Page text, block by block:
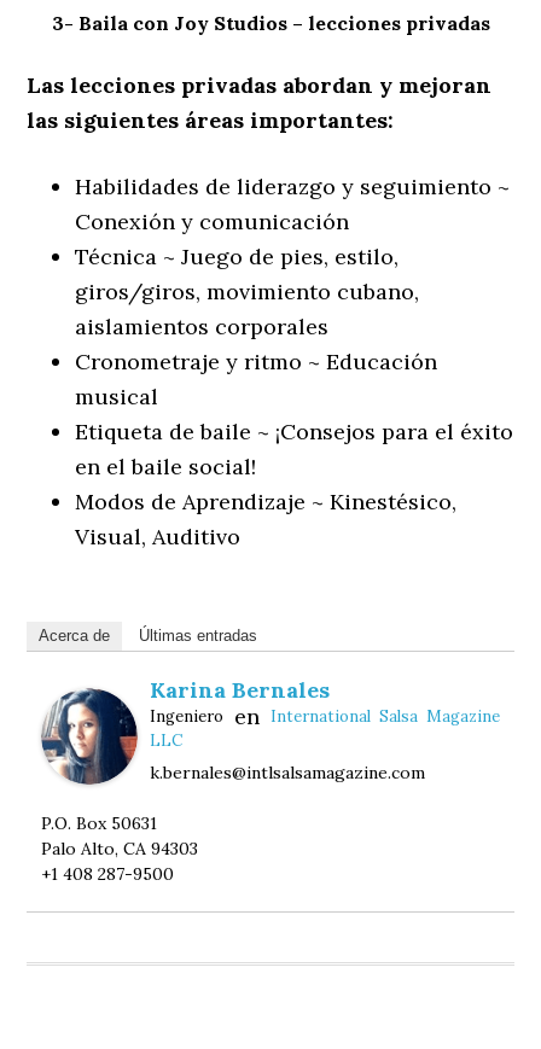
3- Baila con Joy Studios – lecciones privadas
Las lecciones privadas abordan y mejoran
las siguientes áreas importantes:
Habilidades de liderazgo y seguimiento ~
Conexión y comunicación
Técnica ~ Juego de pies, estilo,
giros/giros, movimiento cubano,
aislamientos corporales
Cronometraje y ritmo ~ Educación
musical
Etiqueta de baile ~ ¡Consejos para el éxito
en el baile social!
Modos de Aprendizaje ~ Kinestésico,
Visual, Auditivo
Acerca de Últimas entradas
Karina Bernales
Ingeniero en International Salsa Magazine
LLC
k.bernales@intlsalsamagazine.com
P.O. Box 50631
Palo Alto, CA 94303
+1 408 287-9500